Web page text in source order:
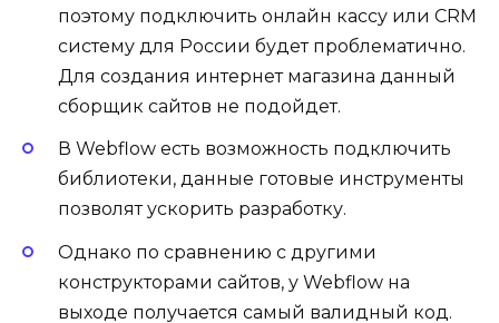
поэтому подключить онлайн кассу или CRM
систему для России будет проблематично.
Для создания интернет магазина данный
сборщик сайтов не подойдет.
В Webflow есть возможность подключить
библиотеки, данные готовые инструменты
позволят ускорить разработку.
Однако по сравнению с другими
конструкторами сайтов, у Webflow на
выходе получается самый валидный код.